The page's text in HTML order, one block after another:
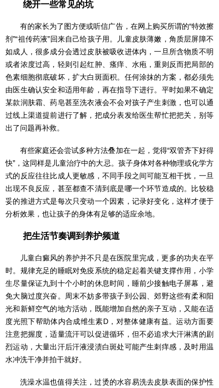
绕开一些常见的坑
有的家长为了图方便或听信广告，在网上购买所谓的“特效擦
剂”“祖传药液”回来自己给孩子用。儿童皮肤薄嫩，角质层屏障不
如成人，很多成分会透过皮肤被吸收进体内，一旦所含物质不明
或者浓度过高，轻则引起红肿、瘙痒、水疱，重则反而把局部的
色素细胞彻底破坏，扩大白斑面积。任何涂抹的方案，都必须先
由医生确认安全和适用年龄，再在指导下进行。平时如果不确定
某款润肤霜、药皂甚至洗衣液会不会对孩子产生刺激，也可以通
过线上渠道提前进行了解，把成分表发给医生帮忙把把关，别等
出了问题再补救。
有些家庭还会尝试多种方法叠加在一起，觉得“双管齐下好得
快”，这同样是儿童治疗中的大忌。孩子身体对各种物理或化学方
式的反应往往比成人更敏感，不同手段之间可能互相干扰，一旦
出现不良反应，甚至都查不清到底是哪一个环节造成的。比较稳
妥的推进方式是每次只变动一个因素，记录好变化，这样才便于
分析效果，也让孩子的身体有足够的适应余地。
把生活节奏调到养护频道
儿童白癜风的养护并不只是在医院里完成，更多的功夫在平
时。规律充足的睡眠对免疫系统的稳定起着关键支撑作用，小学
生尽量保证九到十个小时的休息时间，睡前少接触电子屏幕，避
免大脑过度兴奋。周末不妨多带孩子到公园、郊野这些有柔和阳
光和新鲜空气的地方活动，既能增加自然的亲子互动，又能在适
度光照下帮助体内合成维生素D，对整体健康有益。运动方面要
注意把握度，适量流汗可以促进循环，但不必追求大汗淋漓的剧
烈运动，大量出汗后汗液浸渍白斑处可能产生刺痒感，及时用温
水冲洗干净并拍干就好。
洗澡水温也值得关注，过烫的水容易洗去皮肤表面的保护性